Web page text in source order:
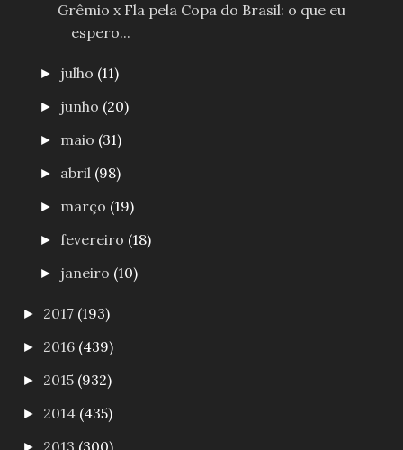
Grêmio x Fla pela Copa do Brasil: o que eu
espero...
► julho (11)
► junho (20)
► maio (31)
► abril (98)
► março (19)
►fevereiro (18)
► janeiro (10)
► 2017 (193)
► 2016 (439)
► 2015 (932)
► 2014 (435)